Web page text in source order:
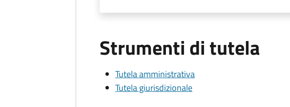
Strumenti di tutela
Tutela amministrativa
Tutela giurisdizionale